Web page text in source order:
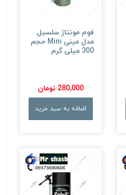
فوم مونتاژ سلسیل
مدل مینی Mini حجم
300 میلی گرم
280,000 تومان
اضافه به سبد خرید